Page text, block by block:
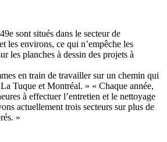
sont situés dans le secteur de
les environs, ce qui n’empêche les
les planches à dessin des projets à
en train de travailler sur un chemin qui
Tuque et Montréal. » « Chaque année,
à effectuer l’entretien et le nettoyage
actuellement trois secteurs sur plus de
»